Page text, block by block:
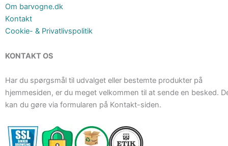
Om barvogne.dk
Kontakt
Cookie- & Privatlivspolitik
KONTAKT OS
Har du spørgsmål til udvalget eller bestemte produkter på
hjemmesiden, er du meget velkommen til at sende en besked.
kan du gøre via formularen på Kontakt-siden.